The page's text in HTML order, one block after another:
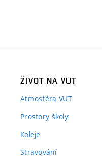
ŽIVOT NA VUT
Atmosféra VUT
Prostory školy
Koleje
Stravování